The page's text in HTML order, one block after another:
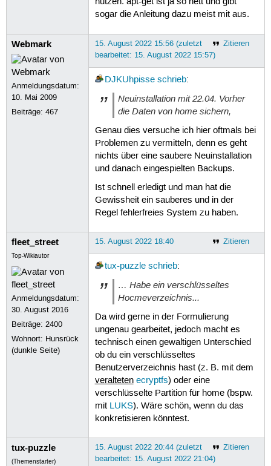
sogar die Anleitung dazu meist mit aus.
Webmark
Anmeldungsdatum:
10. Mai 2009
Beiträge:467
Zitieren
15. August 2022 15:56 (zuletzt
bearbeitet: 15. August 2022 15:57)
DJKUhpisse schrieb:
Neuinstallation mit 22.04. Vorher
die Daten von home sichern,
Genau dies versuche ich hier oftmals bei
Problemen zu vermitteln, denn es geht
nichts über eine saubere Neuinstallation
und danach eingespielten Backups.
Ist schnell erledigt und man hat die
Gewissheit ein sauberes und in der
Regel fehlerfreies System zu haben.
fleet_street
Top-Wikiautor
Anmeldungsdatum:
30. August 2016
Beiträge:2400
Wohnort: Hunsrück
(dunkle Seite)
Zitieren
15. August 2022 18:40
tux-puzzle schrieb:
… Habe ein verschlüsseltes
Hocmeverzeichnis...
Da wird gerne in der Formulierung
ungenau gearbeitet, jedoch macht es
technisch einen gewaltigen Unterschied
ob du ein verschlüsseltes
Benutzerverzeichnis hast (z. B. mit dem
veralteten ecryptfs) oder eine
verschlüsselte Partition für home (bspw.
mit LUKS). Wäre schön, wenn du das
konkretisieren könntest.
tux-puzzle
(Themenstarter)
Zitieren
15. August 2022 20:44 (zuletzt
bearbeitet: 15. August 2022 21:04)